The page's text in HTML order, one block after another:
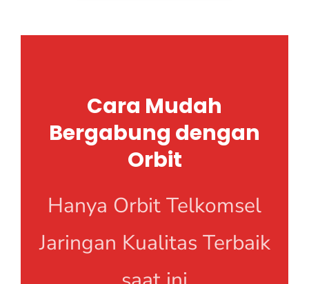
Cara Mudah
Bergabung dengan
Orbit
Hanya Orbit Telkomsel
Jaringan Kualitas Terbaik